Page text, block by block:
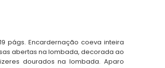
págs. Encardernação coeva inteira
abertas na lombada, decorada ao
dourados na lombada. Aparo